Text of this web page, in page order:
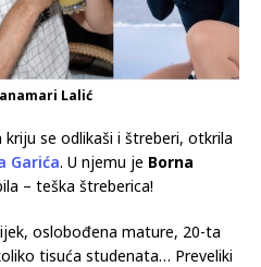
Lalić
se odlikaši i štreberi, otkrila
Garića. U njemu je Borna
– teška štreberica!
oslobođena mature, 20-ta
tisuća studenata… Preveliki